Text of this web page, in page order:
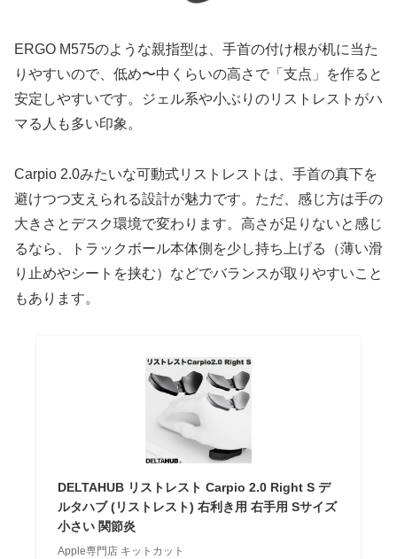
ERGO M575のような親指型は、手首の付け根が机に当た
りやすいので、低め〜中くらいの高さで「支点」を作ると
安定しやすいです。ジェル系や小ぶりのリストレストがハ
マる人も多い印象。
Carpio 2.0みたいな可動式リストレストは、手首の真下を
避けつつ支えられる設計が魅力です。ただ、感じ方は手の
大きさとデスク環境で変わります。高さが足りないと感じ
るなら、トラックボール本体側を少し持ち上げる（薄い滑
り止めやシートを挟む）などでバランスが取りやすいこと
もあります。
DELTAHUB リストレスト Carpio 2.0 Right S デ
ルタハブ (リストレスト) 右利き用 右手用 Sサイズ
小さい 関節炎
Apple専門店 キットカット